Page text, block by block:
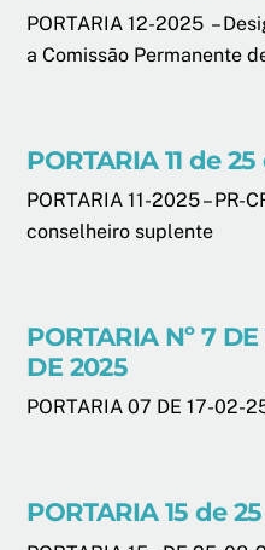
PORTARIA 12-2025 –
a Comissão Permanente
PORTARIA 11 de
PORTARIA 11-2025 – PR-
conselheiro suplente
PORTARIA Nº 7
DE 2025
PORTARIA 07 DE 17-02-
PORTARIA 15 de